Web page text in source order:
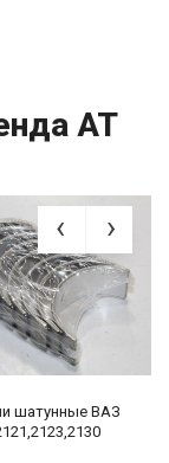
AT
шатунные ВАЗ